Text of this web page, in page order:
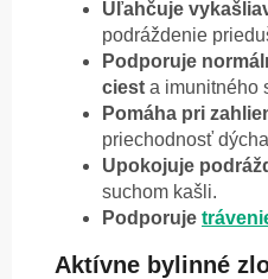
Uľahčuje
podráždenie
Podporuje
ciest a imunitného
Pomáha pri
priechodnosť
Upokojuje
suchom kašli.
Podporuje
Aktívne bylinné